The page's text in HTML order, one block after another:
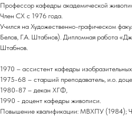
Профессор кафедры академической
Член СХ с 1976 года.
Учился на Художественно-графическом
Белов, Г.А. Штабнов). Дипломная работа
Штабнов.
1970 – ассистент кафедры
1975-68 – старший преподаватель, и.о.
1980-87 – декан ХГФ,
1990 - доцент кафедры живописи.
Повышение квалификации: МВХПУ (1984);